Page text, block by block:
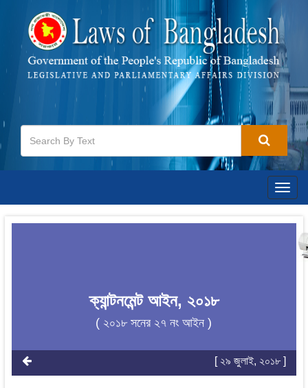
ক্যান্টনমেন্ট আইন, ২০১৮
( ২০১৮ সনের ২৭ নং আইন )
[ ২৯ জুলাই, ২০১৮ ]